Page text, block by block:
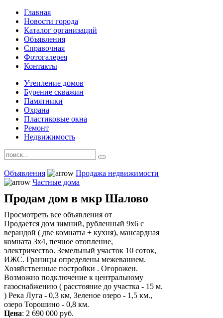
Главная
Новости города
Каталог организаций
Объявления
Справочная
Фотогалерея
Контакты
Утепление домов
Бурение скважин
Памятники
Охрана
Пластиковые окна
Ремонт
Недвижимость
Объявления
Продажа недвижимости
Частные дома
Продам дом в мкр Шалово
Просмотреть все объявления от
Продается дом зимний, рубленный 9х6 с
верандой ( две комнаты + кухня), мансардная
комната 3х4, печное отопление,
электричество. Земельный участок 10 соток,
ИЖС. Границы определены межеванием.
Хозяйственные постройки . Огорожен.
Возможно подключение к центральному
газоснабжению ( расстояние до участка - 15 м.
) Река Луга - 0,3 км, Зеленое озеро - 1,5 км.,
озеро Торошино - 0,8 км.
Цена: 2 690 000 руб.